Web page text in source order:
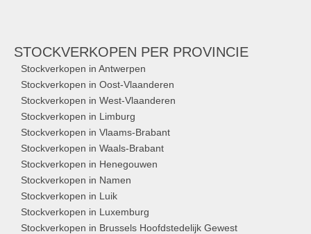
STOCKVERKOPEN PER PROVINCIE
Stockverkopen in Antwerpen
Stockverkopen in Oost-Vlaanderen
Stockverkopen in West-Vlaanderen
Stockverkopen in Limburg
Stockverkopen in Vlaams-Brabant
Stockverkopen in Waals-Brabant
Stockverkopen in Henegouwen
Stockverkopen in Namen
Stockverkopen in Luik
Stockverkopen in Luxemburg
Stockverkopen in Brussels Hoofdstedelijk Gewest